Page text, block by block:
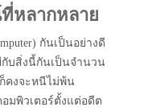
หลากหลาย
กันเป็นอย่างดี
บสิ่งนี้กันเป็นจำนวน
คงจะหนีไม่พ้น
มพิวเตอร์ตั้งแต่อดีต